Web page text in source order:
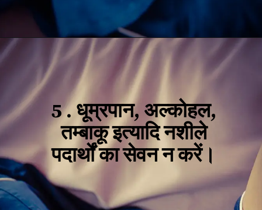
5 . धूम्रपान, अल्कोहल,
तम्बाकू इत्यादि नशीले
पदार्थों का सेवन न करें।